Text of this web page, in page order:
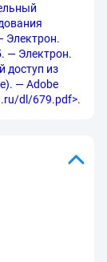
Электрон.
— Электрон.
доступ из
— Adobe
dl/679.pdf>.